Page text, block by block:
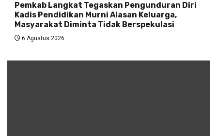
Pemkab Langkat Tegaskan Pengunduran Diri
Kadis Pendidikan Murni Alasan Keluarga,
Masyarakat Diminta Tidak Berspekulasi
6 Agustus 2026